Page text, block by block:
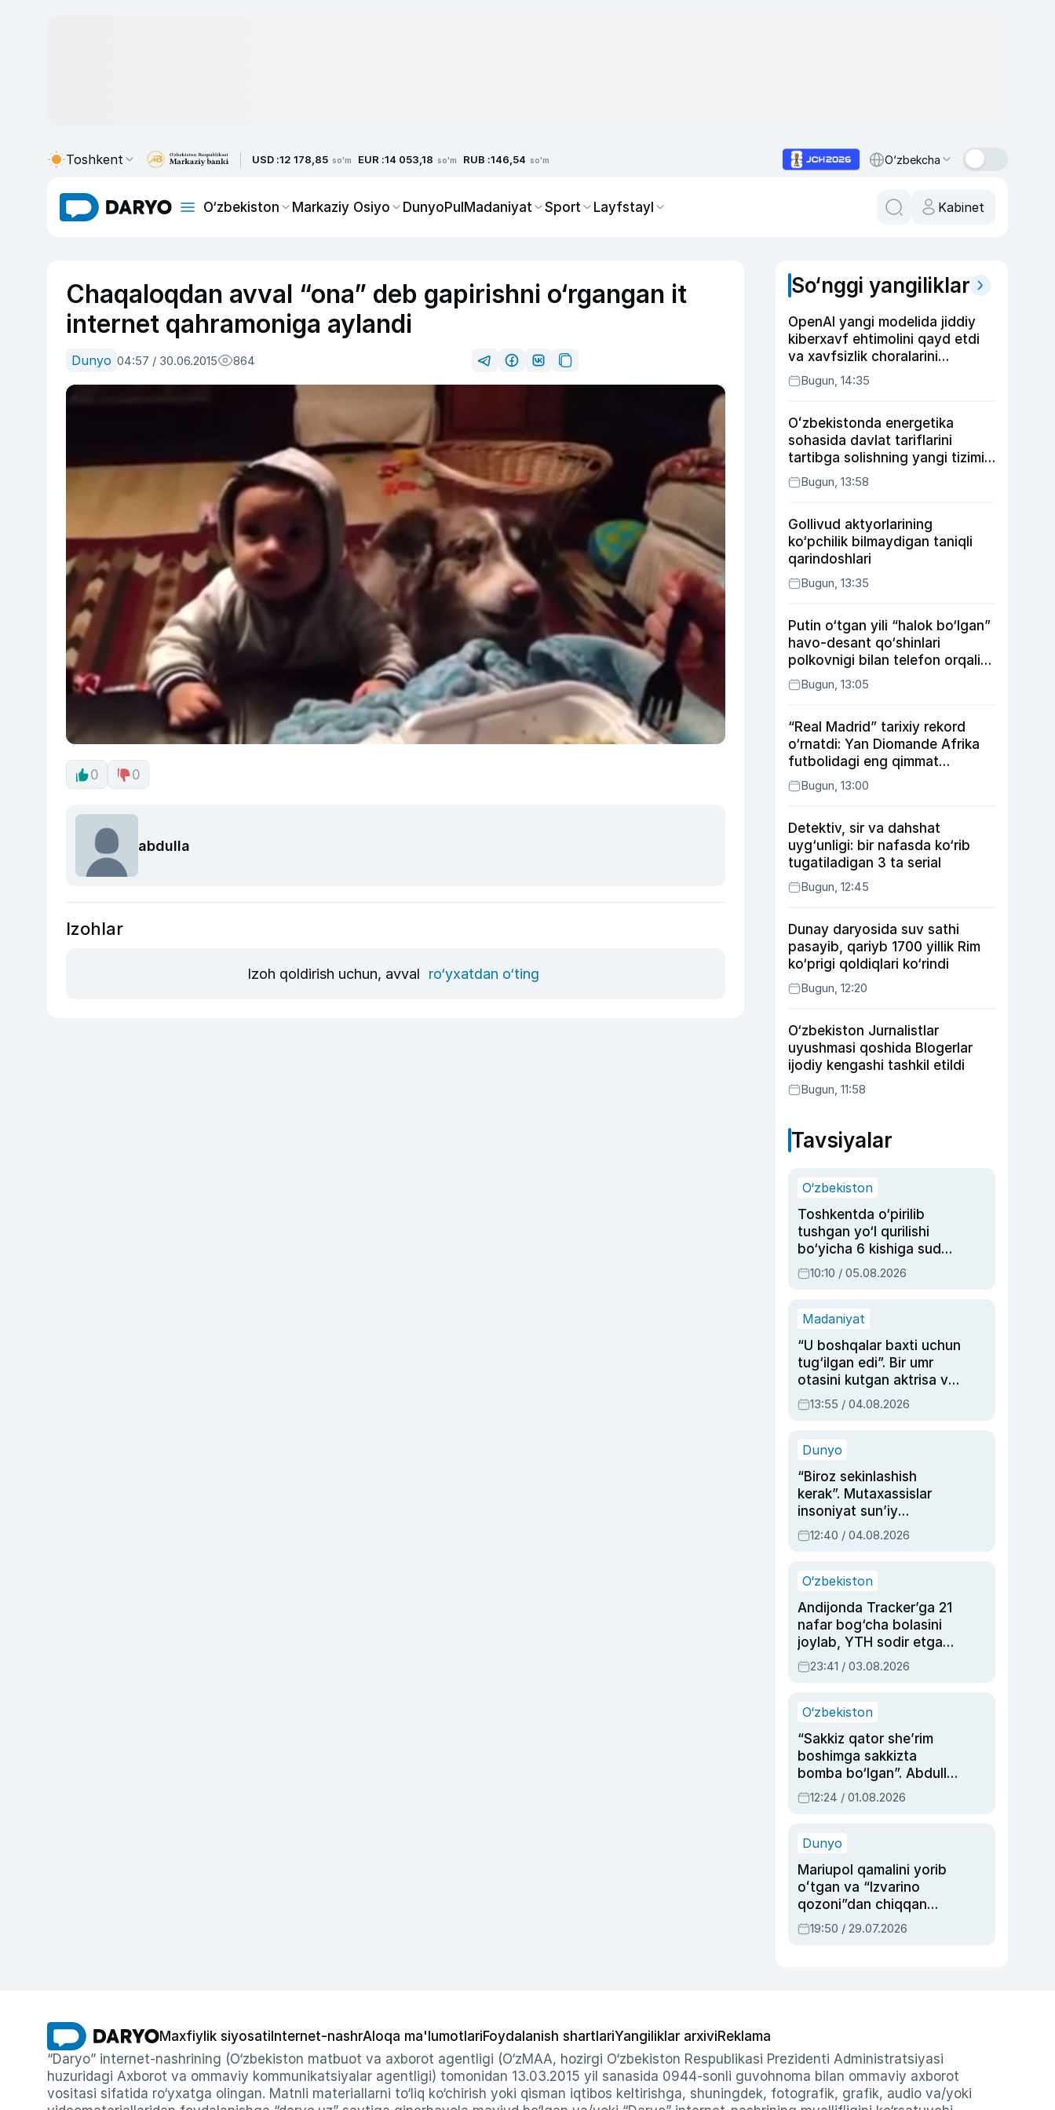
Toshkent USD :12 178,85 so'm EUR :14 053,18 so'm RUB :146,54 so'm O‘zbekcha
O‘zbekiston Markaziy Osiyo DunyoPulMadaniyat Sport Layfstayl Kabinet
Chaqaloqdan avval “ona” deb gapirishni o‘rgangan it
internet qahramoniga aylandi
Dunyo 04:57 / 30.06.2015 864
0 0
abdulla
Izohlar
Izoh qoldirish uchun, avval ro‘yxatdan o‘ting
So‘nggi yangiliklar
OpenAI yangi modelida jiddiy
kiberxavf ehtimolini qayd etdi
va xavfsizlik choralarini
kuchaytirdi
Bugun, 14:35
Oʻzbekistonda energetika
sohasida davlat tariflarini
tartibga solishning yangi tizimi
joriy etildi
Bugun, 13:58
Gollivud aktyorlarining
ko‘pchilik bilmaydigan taniqli
qarindoshlari
Bugun, 13:35
Putin o‘tgan yili “halok bo‘lgan”
havo-desant qo‘shinlari
polkovnigi bilan telefon orqali
suhbatlashdi
Bugun, 13:05
“Real Madrid” tarixiy rekord
o‘rnatdi: Yan Diomande Afrika
futbolidagi eng qimmat
transferga aylandi
Bugun, 13:00
Detektiv, sir va dahshat
uyg‘unligi: bir nafasda ko‘rib
tugatiladigan 3 ta serial
Bugun, 12:45
Dunay daryosida suv sathi
pasayib, qariyb 1700 yillik Rim
ko‘prigi qoldiqlari ko‘rindi
Bugun, 12:20
O‘zbekiston Jurnalistlar
uyushmasi qoshida Blogerlar
ijodiy kengashi tashkil etildi
Bugun, 11:58
Tavsiyalar
O‘zbekiston
Toshkentda o‘pirilib
tushgan yo‘l qurilishi
bo‘yicha 6 kishiga sud
hukmi o‘qildi
10:10 / 05.08.2026
Madaniyat
“U boshqalar baxti uchun
tug‘ilgan edi”. Bir umr
otasini kutgan aktrisa va
dublyaj ustasi Rimma
Ahmedovaning
13:55 / 04.08.2026
Dunyo
“Biroz sekinlashish
kerak”. Mutaxassislar
insoniyat sun’iy
intellektni boshqara
olmay qolishidan xavotir
12:40 / 04.08.2026
O‘zbekiston
Andijonda Tracker’ga 21
nafar bog‘cha bolasini
joylab, YTH sodir etgan
ayolga sud hukmi o‘qildi
23:41 / 03.08.2026
O‘zbekiston
“Sakkiz qator she’rim
boshimga sakkizta
bomba bo‘lgan”. Abdulla
Oripovni siyosiy
ayblovlardan asrab
12:24 / 01.08.2026
Dunyo
Mariupol qamalini yorib
oʻtgan va “Izvarino
qozoni”dan chiqqan
qahramon — Ukraina
armiyasi bosh
19:50 / 29.07.2026
Maxfiylik siyosati Internet-nashrAloqa ma'lumotlariFoydalanish shartlariYangiliklar arxiviReklama
“Daryo” internet-nashrining (O‘zbekiston matbuot va axborot agentligi (O‘zMAA, hozirgi O‘zbekiston Respublikasi Prezidenti Administratsiyasi
huzuridagi Axborot va ommaviy kommunikatsiyalar agentligi) tomonidan 13.03.2015 yil sanasida 0944-sonli guvohnoma bilan ommaviy axborot
vositasi sifatida ro‘yxatga olingan. Matnli materiallarni to‘liq ko‘chirish yoki qisman iqtibos keltirishga, shuningdek, fotografik, grafik, audio va/yoki